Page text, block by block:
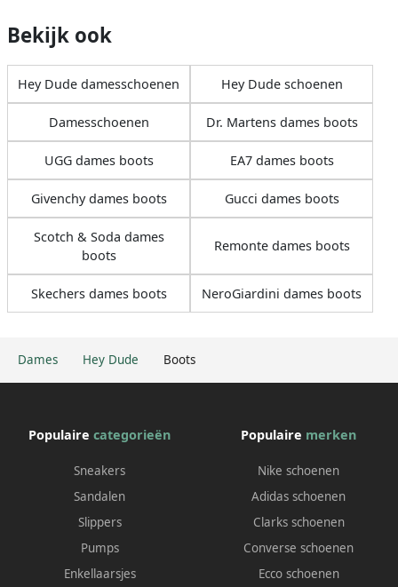
Dames Hey Dude Boots
Bekijk ook
Hey Dude damesschoenen Hey Dude schoenen
Damesschoenen Dr. Martens dames boots
UGG dames boots EA7 dames boots
Givenchy dames boots Gucci dames boots
Scotch & Soda dames
boots
Remonte dames boots
Skechers dames boots NeroGiardini dames boots
Populaire categorieën
Sneakers
Sandalen
Slippers
Pumps
Enkellaarsjes
Populaire merken
Nike schoenen
Adidas schoenen
Clarks schoenen
Converse schoenen
Ecco schoenen